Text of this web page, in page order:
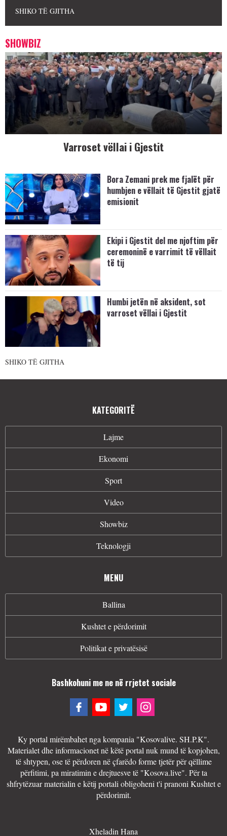
SHIKO TË GJITHA
SHOWBIZ
Varroset vëllai i Gjestit
Bora Zemani prek me fjalët për
humbjen e vëllait të Gjestit gjatë
emisionit
Ekipi i Gjestit del me njoftim për
ceremoninë e varrimit të vëllait
të tij
Humbi jetën në aksident, sot
varroset vëllai i Gjestit
SHIKO TË GJITHA
KATEGORITË
Lajme
Ekonomi
Sport
Video
Showbiz
Teknologji
MENU
Ballina
Kushtet e përdorimit
Politikat e privatësisë
Bashkohuni me ne në rrjetet sociale
Ky portal mirëmbahet nga kompania "Kosovalive. SH.P.K".
Materialet dhe informacionet në këtë portal nuk mund të kopjohen,
të shtypen, ose të përdoren në çfarëdo forme tjetër për qëllime
përfitimi, pa miratimin e drejtuesve të "Kosova.live". Për ta
shfrytëzuar materialin e këtij portali obligoheni t'i pranoni Kushtet e
përdorimit.
Xheladin Hana